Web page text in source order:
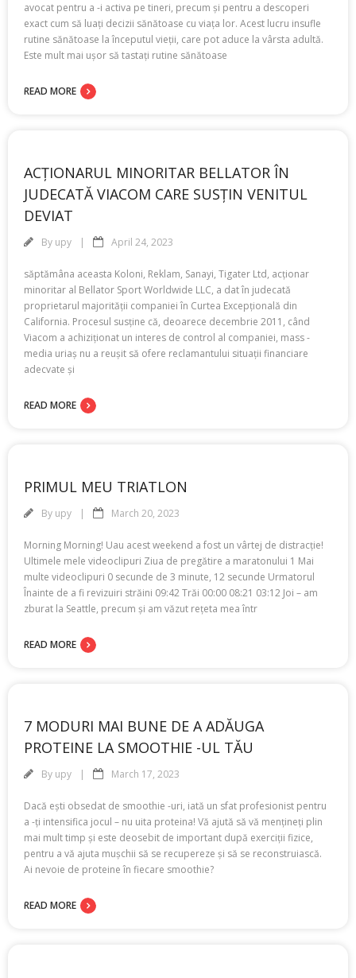
avocat pentru a -i activa pe tineri, precum și pentru a descoperi
exact cum să luați decizii sănătoase cu viața lor. Acest lucru insufle
rutine sănătoase la începutul vieții, care pot aduce la vârsta adultă.
Este mult mai ușor să tastați rutine sănătoase
READ MORE
ACȚIONARUL MINORITAR BELLATOR ÎN
JUDECATĂ VIACOM CARE SUSȚIN VENITUL
DEVIAT
By upy April 24, 2023
săptămâna aceasta Koloni, Reklam, Sanayi, Tigater Ltd, acționar
minoritar al Bellator Sport Worldwide LLC, a dat în judecată
proprietarul majorității companiei în Curtea Excepțională din
California. Procesul susține că, deoarece decembrie 2011, când
Viacom a achiziționat un interes de control al companiei, mass -
media uriaș nu a reușit să ofere reclamantului situații financiare
adecvate și
READ MORE
PRIMUL MEU TRIATLON
By upy March 20, 2023
Morning Morning! Uau acest weekend a fost un vârtej de distracție!
Ultimele mele videoclipuri Ziua de pregătire a maratonului 1 Mai
multe videoclipuri 0 secunde de 3 minute, 12 secunde Urmatorul
Înainte de a fi revizuiri străini 09:42 Trăi 00:00 08:21 03:12 Joi – am
zburat la Seattle, precum și am văzut rețeta mea într
READ MORE
7 MODURI MAI BUNE DE A ADĂUGA
PROTEINE LA SMOOTHIE -UL TĂU
By upy March 17, 2023
Dacă ești obsedat de smoothie -uri, iată un sfat profesionist pentru
a -ți intensifica jocul – nu uita proteina! Vă ajută să vă mențineți plin
mai mult timp și este deosebit de important după exerciții fizice,
pentru a vă ajuta mușchii să se recupereze și să se reconstruiască.
Ai nevoie de proteine în fiecare smoothie?
READ MORE